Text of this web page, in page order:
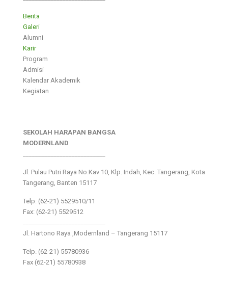
Berita
Galeri
Alumni
Karir
Program
Admisi
Kalendar Akademik
Kegiatan
SEKOLAH HARAPAN BANGSA
MODERNLAND
Jl. Pulau Putri Raya No.Kav 10, Klp. Indah, Kec. Tangerang, Kota
Tangerang, Banten 15117
Telp: (62-21) 5529510/11
Fax: (62-21) 5529512
Jl. Hartono Raya ,Modernland – Tangerang 15117
Telp. (62-21) 55780936
Fax (62-21) 55780938